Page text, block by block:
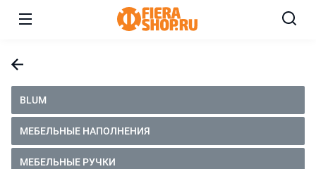
BLUM
МЕБЕЛЬНЫЕ НАПОЛНЕНИЯ
МЕБЕЛЬНЫЕ РУЧКИ